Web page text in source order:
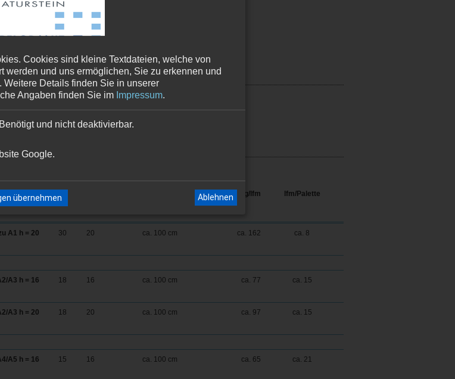
kg/lfm lfm/Palette
A1 h = 20 30 20 ca. 100 cm ca. 162 ca. 8
A3 h = 16 18 16 ca. 100 cm ca. 77 ca. 15
A3 h = 20 18 20 ca. 100 cm ca. 97 ca. 15
A5 h = 16 15 16 ca. 100 cm ca. 65 ca. 21
Cookies sind kleine Textdateien, welche von
werden und uns ermöglichen, Sie zu erkennen und
Weitere Details finden Sie in unserer
Angaben finden Sie im Impressum.
und nicht deaktivierbar.
Google.
übernehmen Ablehnen